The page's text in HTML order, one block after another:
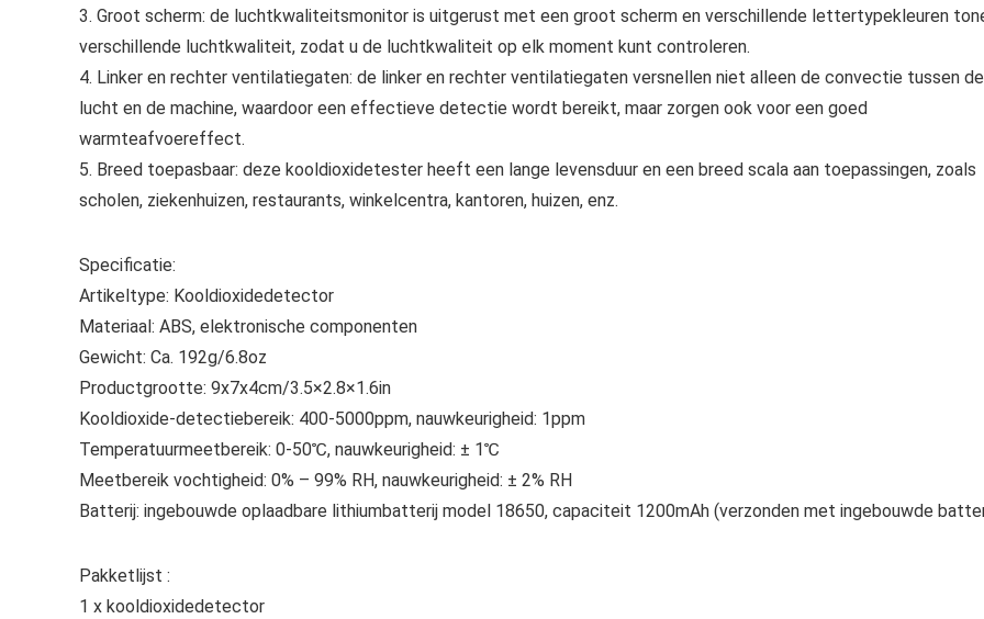
3. Groot scherm: de luchtkwaliteitsmonitor is uitgerust met een groot scherm en verschillende lettertypekleuren
verschillende luchtkwaliteit, zodat u de luchtkwaliteit op elk moment kunt controleren.
4. Linker en rechter ventilatiegaten: de linker en rechter ventilatiegaten versnellen niet alleen de convectie tussen de
lucht en de machine, waardoor een effectieve detectie wordt bereikt, maar zorgen ook voor een goed
warmteafvoereffect.
5. Breed toepasbaar: deze kooldioxidetester heeft een lange levensduur en een breed scala aan toepassingen, zoals
scholen, ziekenhuizen, restaurants, winkelcentra, kantoren, huizen, enz.
Specificatie:
Artikeltype: Kooldioxidedetector
Materiaal: ABS, elektronische componenten
Gewicht: Ca. 192g/6.8oz
Productgrootte: 9x7x4cm/3.5×2.8×1.6in
Kooldioxide-detectiebereik: 400-5000ppm, nauwkeurigheid: 1ppm
Temperatuurmeetbereik: 0-50℃, nauwkeurigheid: ± 1℃
Meetbereik vochtigheid: 0% – 99% RH, nauwkeurigheid: ± 2% RH
Batterij: ingebouwde oplaadbare lithiumbatterij model 18650, capaciteit 1200mAh (verzonden met ingebouwde
Pakketlijst :
1 x kooldioxidedetector